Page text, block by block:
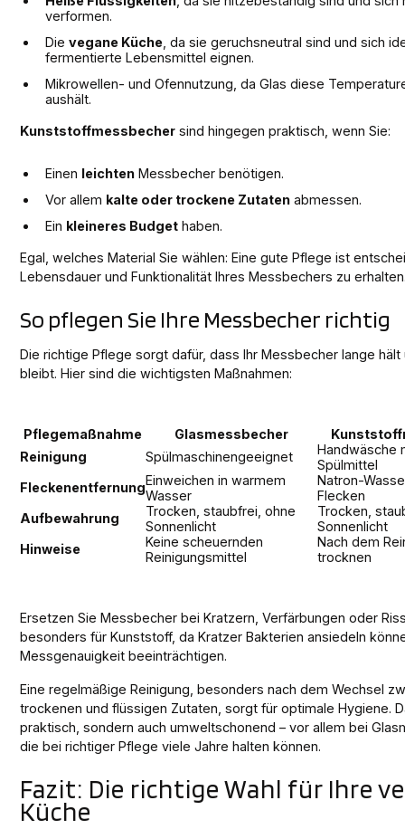
verformen.
Dievegane Küche , da sie geruchsneutral sind und sich
fermentierte Lebensmittel eignen.
Mikrowellen- und Ofennutzung, da Glas diese
aushält.
Kunststoffmessbecher sind hingegen praktisch, wenn Sie:
Einen leichten Messbecher benötigen.
Vor allem kalte oder trockene Zutaten abmessen.
Ein kleineres Budget haben.
Egal, welches Material Sie wählen: Eine gute Pflege ist
Lebensdauer und Funktionalität Ihres Messbechers zu
So pflegen Sie Ihre Messbecher richtig
Die richtige Pflege sorgt dafür, dass Ihr Messbecher lange hält
bleibt. Hier sind die wichtigsten Maßnahmen:
Pflegemaßnahme Glasmessbecher
Reinigung
Spülmaschinengeeignet
Handwäsche
Spülmittel
FleckenentfernungEinweichen in warmem
Wasser
Natron-
Flecken
Aufbewahrung
Trocken, staubfrei, ohne
Sonnenlicht
Trocken,
Sonnenlicht
Hinweise
Keine scheuernden
Reinigungsmittel
Nach dem
trocknen
Ersetzen Sie Messbecher bei Kratzern, Verfärbungen oder
besonders für Kunststoff, da Kratzer Bakterien ansiedeln
Messgenauigkeit beeinträchtigen.
Eine regelmäßige Reinigung, besonders nach dem Wechsel
trockenen und flüssigen Zutaten, sorgt für optimale Hygiene.
praktisch, sondern auch umweltschonend – vor allem bei
die bei richtiger Pflege viele Jahre halten können.
Fazit: Die richtige Wahl für Ihre
Küche